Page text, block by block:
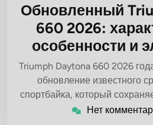
Обновленный
660 2026:
особенности и
Triumph Daytona 660 2026
обновление известного
спортбайка, который
Нет